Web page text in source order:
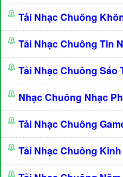
Tải Nhạc Chuông
Tải Nhạc Chuông Tin
Tải Nhạc Chuông Sáo
Nhạc Chuông Nhạc
Tải Nhạc Chuông
Tải Nhạc Chuông